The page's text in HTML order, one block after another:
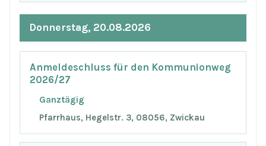
Donnerstag, 20.08.2026
Anmeldeschluss für den Kommunionweg
2026/27
Ganztägig
Pfarrhaus, Hegelstr. 3, 08056, Zwickau